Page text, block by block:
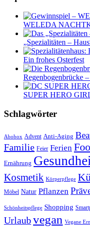
WELEDA
„Spezialitäten –
Ein frohes Osterfest
Regenbogenbrücke
SUPER HERO
Schlagwörter
Abobox Advent Anti-Aging
Familie Feier Ferien
Ernährung
Kosmetik Körperpflege
Möbel Natur Pflanzen
Schönheitspflege Shopping
Urlaubvegan Vegane